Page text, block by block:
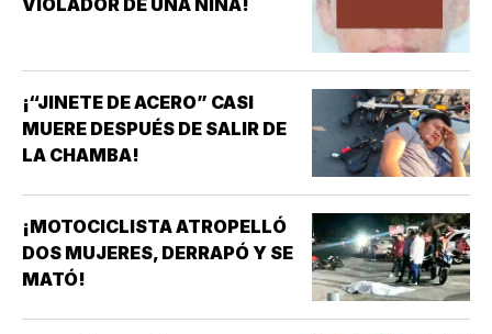
VIOLADOR DE UNA NIÑA!
¡“JINETE DE ACERO” CASI
MUERE DESPUÉS DE SALIR DE
LA CHAMBA!
¡MOTOCICLISTA ATROPELLÓ
DOS MUJERES, DERRAPÓ Y SE
MATÓ!